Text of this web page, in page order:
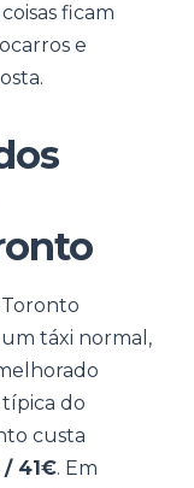
ficam
e
táxi normal,
do
custa
/ 41€. Em